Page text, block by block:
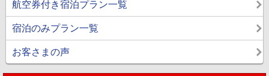
航空券付き宿泊プラン一覧
宿泊のみプラン一覧
お客さまの声